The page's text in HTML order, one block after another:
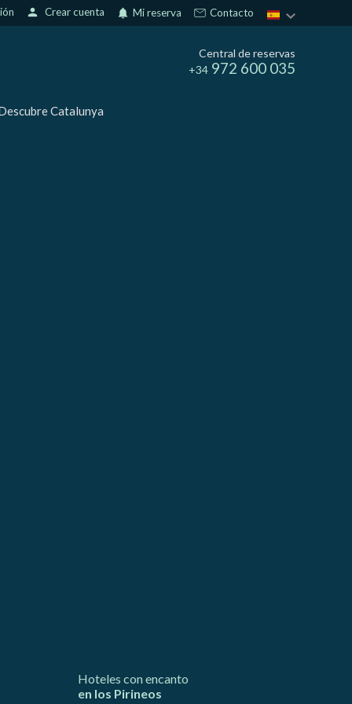
person Crear cuenta notifications Mi reserva Contacto
Central de reservas
+34 972 600 035
Catalunya
Hoteles con encanto
en los Pirineos